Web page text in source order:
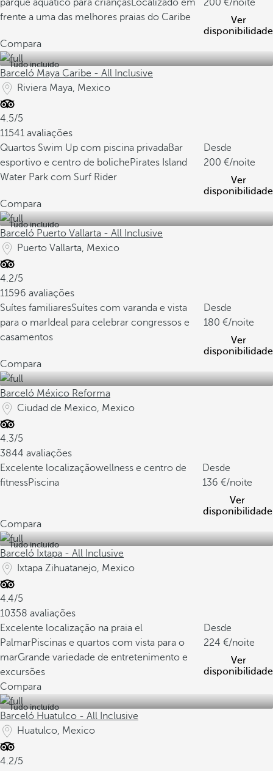
parque aquático para criançasLocalizado em
frente a uma das melhores praias do Caribe
200
/noite
Ver
disponibilidade
Compara
Tudo incluído
Barceló Maya Caribe - All Inclusive
Riviera Maya, Mexico
4.5/5
11541 avaliações
Quartos Swim Up com piscina privadaBar
esportivo e centro de bolichePirates Island
Water Park com Surf Rider
Desde
200
/noite
Ver
disponibilidade
Compara
Tudo incluído
Barceló Puerto Vallarta - All Inclusive
Puerto Vallarta, Mexico
4.2/5
11596 avaliações
Suítes familiaresSuítes com varanda e vista
para o mar Ideal para celebrar congressos e
casamentos
Desde
180
/noite
Ver
disponibilidade
Compara
Barceló México Reforma
Ciudad de Mexico, Mexico
4.3/5
3844 avaliações
Excelente localizaçãowellness e centro de
fitnessPiscina
Desde
136
/noite
Ver
disponibilidade
Compara
Tudo incluído
Barceló Ixtapa - All Inclusive
Ixtapa Zihuatanejo, Mexico
4.4/5
10358 avaliações
Excelente localização na praia el
PalmarPiscinas e quartos com vista para o
marGrande variedade de entretenimento e
excursões
Desde
224
/noite
Ver
disponibilidade
Compara
Tudo incluído
Barceló Huatulco - All Inclusive
Huatulco, Mexico
4.2/5